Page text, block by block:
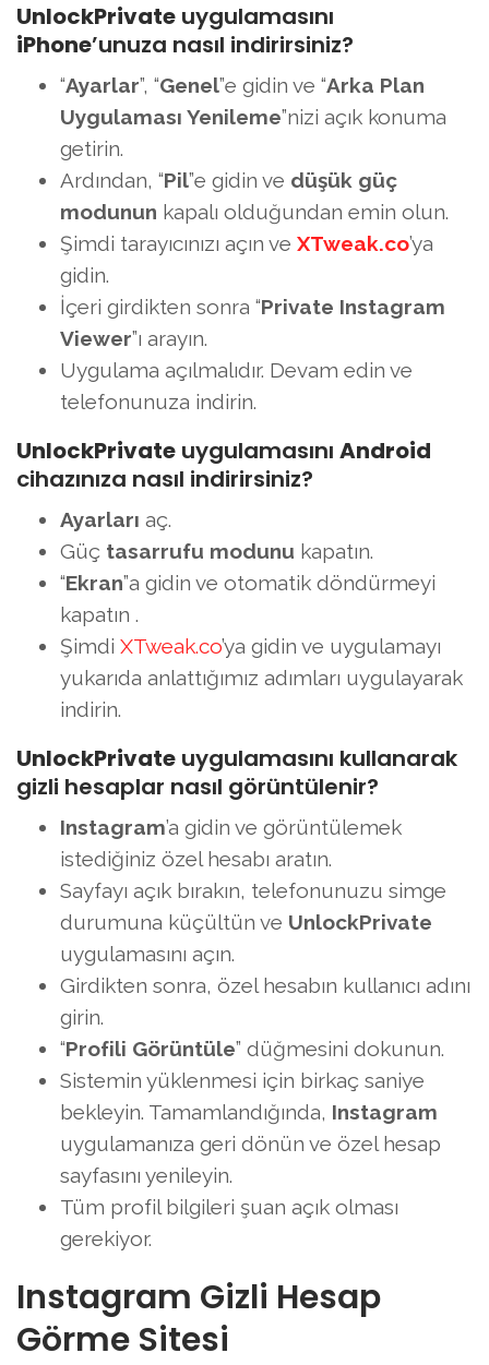
UnlockPrivate uygulamasını
iPhone’unuza nasıl indirirsiniz?
“Ayarlar”, “Genel”e gidin ve “Arka Plan
Uygulaması Yenileme”nizi açık konuma
getirin.
Ardından, “Pil”e gidin ve düşük güç
modunun kapalı olduğundan emin olun.
Şimdi tarayıcınızı açın ve XTweak.co’ya
gidin.
İçeri girdikten sonra “Private Instagram
Viewer”ı arayın.
Uygulama açılmalıdır. Devam edin ve
telefonunuza indirin.
UnlockPrivate uygulamasını Android
cihazınıza nasıl indirirsiniz?
Ayarları aç.
Güç tasarrufu modunu kapatın.
“Ekran”a gidin ve otomatik döndürmeyi
kapatın .
Şimdi XTweak.co’ya gidin ve uygulamayı
yukarıda anlattığımız adımları uygulayarak
indirin.
UnlockPrivate uygulamasını kullanarak
gizli hesaplar nasıl görüntülenir?
Instagram’a gidin ve görüntülemek
istediğiniz özel hesabı aratın.
Sayfayı açık bırakın, telefonunuzu simge
durumuna küçültün ve UnlockPrivate
uygulamasını açın.
Girdikten sonra, özel hesabın kullanıcı adını
girin.
“Profili Görüntüle” düğmesini dokunun.
Sistemin yüklenmesi için birkaç saniye
bekleyin. Tamamlandığında, Instagram
uygulamanıza geri dönün ve özel hesap
sayfasını yenileyin.
Tüm profil bilgileri şuan açık olması
gerekiyor.
Instagram Gizli Hesap
Görme Sitesi